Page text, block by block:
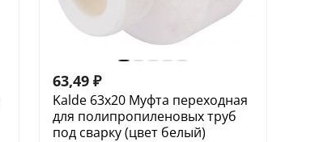
63,49 ₽
Kalde 63x20 Муфта переходная
для полипропиленовых труб
под сварку (цвет белый)